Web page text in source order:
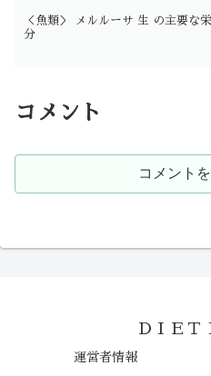
＜魚類＞ メルルーサ 生 の主要な
分
コメント
コメント
ＤＩＥＴ
運営者情報